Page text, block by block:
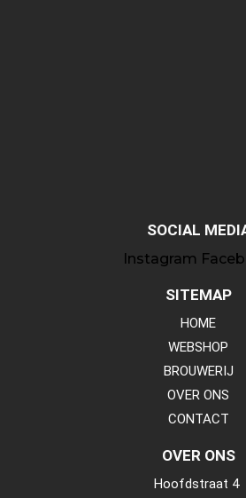
SOCIAL
Instagram
SITEMAP
HOME
WEBSHOP
BROUWERIJ
OVER ONS
CONTACT
OVER ONS
Hoofdstraat 4